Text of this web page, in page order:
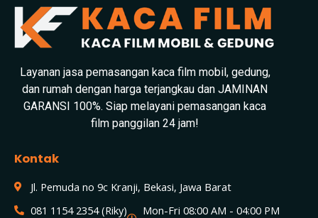
Layanan jasa pemasangan kaca film mobil, gedung,
dan rumah dengan harga terjangkau dan JAMINAN
GARANSI 100%. Siap melayani pemasangan kaca
film panggilan 24 jam!
Kontak
Jl. Pemuda no 9c Kranji, Bekasi, Jawa Barat
081 1154 2354 (Riky)
Mon-Fri 08:00 AM - 04:00 PM